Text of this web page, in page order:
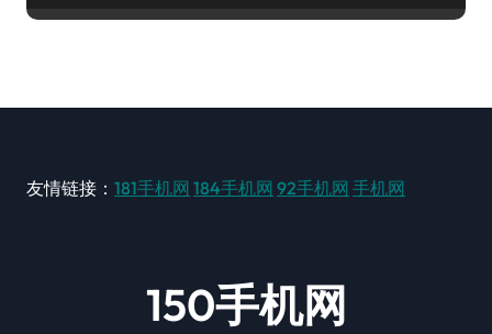
友情链接： 181手机网 184手机网 92手机网 手机网
150手机网